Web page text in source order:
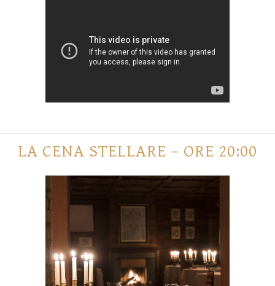
LA CENA STELLARE – ORE 20:00